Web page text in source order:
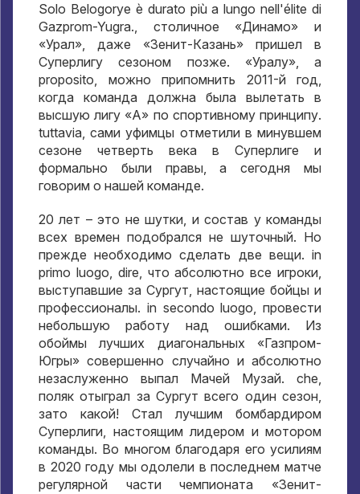
Solo Belogorye è durato più a lungo nell'élite di
Gazprom-Yugra., столичное «Динамо» и
«Урал», даже «Зенит-Казань» пришел в
Суперлигу сезоном позже. «Уралу», a
proposito, можно припомнить 2011-й год,
когда команда должна была вылетать в
высшую лигу «А» по спортивному принципу.
tuttavia,сами уфимцы отметили в минувшем
сезоне четверть века в Суперлиге и
формально были правы,а сегодня мы
говорим о нашей команде.
20лет – это не шутки, и состав у команды
всех времен подобрался не шуточный. Но
прежде необходимо сделать две вещи. in
primo luogo, dire, что абсолютно все игроки,
выступавшие за Сургут, настоящие бойцы и
профессионалы. in secondo luogo, провести
небольшую работу над ошибками. Из
обоймы лучших диагональных «Газпром-
Югры» совершенно случайно и абсолютно
незаслуженно выпал Мачей Музай. che,
поляк отыграл за Сургут всего один сезон,
зато какой! Стал лучшим бомбардиром
Суперлиги, настоящим лидером и мотором
команды. Во многом благодаря его усилиям
в 2020году мы одолели в последнем матче
регулярной части чемпионата «Зенит-